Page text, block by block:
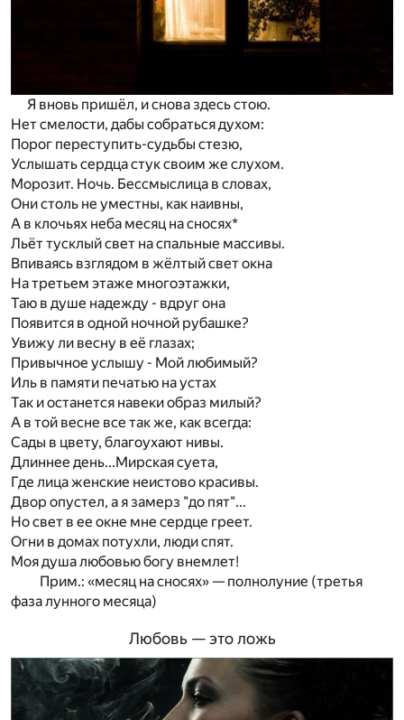
Я вновь пришёл, и снова здесь стою.
Нет смелости, дабы собраться духом:
Порог переступить-судьбы стезю,
Услышать сердца стук своим же слухом.
Морозит. Ночь. Бессмыслица в словах,
Они столь не уместны, как наивны,
А в клочьях неба месяц на сносях*
Льёт тусклый свет на спальные массивы.
Впиваясь взглядом в жёлтый свет окна
На третьем этаже многоэтажки,
Таю в душе надежду - вдруг она
Появится в одной ночной рубашке?
Увижу ли весну в её глазах;
Привычное услышу - Мой любимый?
Иль в памяти печатью на устах
Так и останется навеки образ милый?
А в той весне все так же, как всегда:
Сады в цвету, благоухают нивы.
Длиннее день...Мирская суета,
Где лица женские неистово красивы.
Двор опустел, а я замерз "до пят"...
Но свет в ее окне мне сердце греет.
Огни в домах потухли, люди спят.
Моя душа любовью богу внемлет!
Прим.: «месяц на сносях» — полнолуние (третья
фаза лунного месяца)
Любовь — это ложь